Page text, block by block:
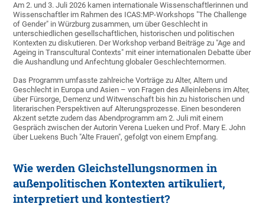
Am 2. und 3. Juli 2026 kamen internationale Wissenschaftlerinnen und
Wissenschaftler im Rahmen des ICAS:MP-Workshops "The Challenge
of Gender" in Würzburg zusammen, um über Geschlecht in
unterschiedlichen gesellschaftlichen, historischen und politischen
Kontexten zu diskutieren. Der Workshop verband Beiträge zu "Age and
Ageing in Transcultural Contexts" mit einer internationalen Debatte über
die Aushandlung und Anfechtung globaler Geschlechternormen.
Das Programm umfasste zahlreiche Vorträge zu Alter, Altern und
Geschlecht in Europa und Asien – von Fragen des Alleinlebens im Alter,
über Fürsorge, Demenz und Witwenschaft bis hin zu historischen und
literarischen Perspektiven auf Alterungsprozesse. Einen besonderen
Akzent setzte zudem das Abendprogramm am 2. Juli mit einem
Gespräch zwischen der Autorin Verena Lueken und Prof. Mary E. John
über Luekens Buch "Alte Frauen", gefolgt von einem Empfang.
Wie werden Gleichstellungsnormen in
außenpolitischen Kontexten artikuliert,
interpretiert und kontestiert?